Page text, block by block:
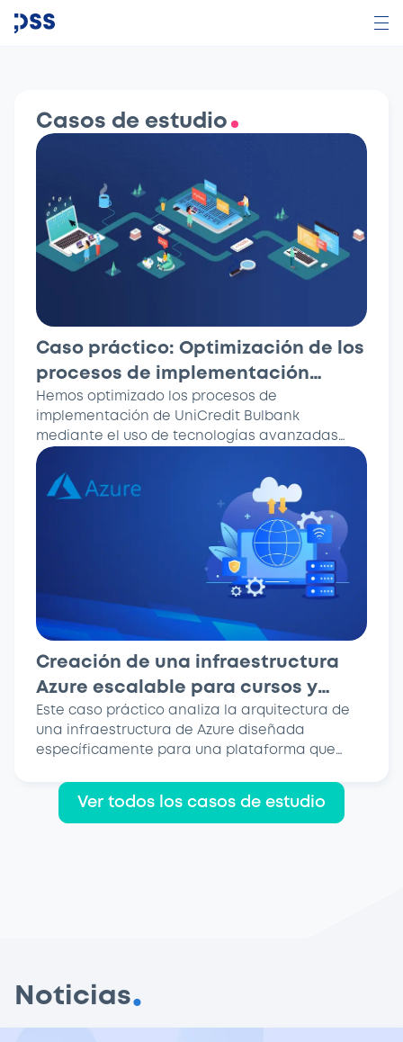
Casos de estudio
Caso práctico: Optimización de los
procesos de implementación
interna para la infraestructura de
UniCredit Bulbank
Hemos optimizado los procesos de
implementación de UniCredit Bulbank
mediante el uso de tecnologías avanzadas
como Kubernetes, Helm, Jenkins y Trivy.
Creación de una infraestructura
Azure escalable para cursos y
tutorías en línea: un caso práctico
Este caso práctico analiza la arquitectura de
una infraestructura de Azure diseñada
específicamente para una plataforma que
Ver todos los casos de estudio
Noticias